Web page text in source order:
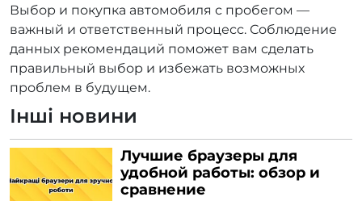
Выбор и покупка автомобиля с пробегом —
важный и ответственный процесс. Соблюдение
данных рекомендаций поможет вам сделать
правильный выбор и избежать возможных
проблем в будущем.
Інші новини
Лучшие браузеры для
удобной работы: обзор и
сравнение